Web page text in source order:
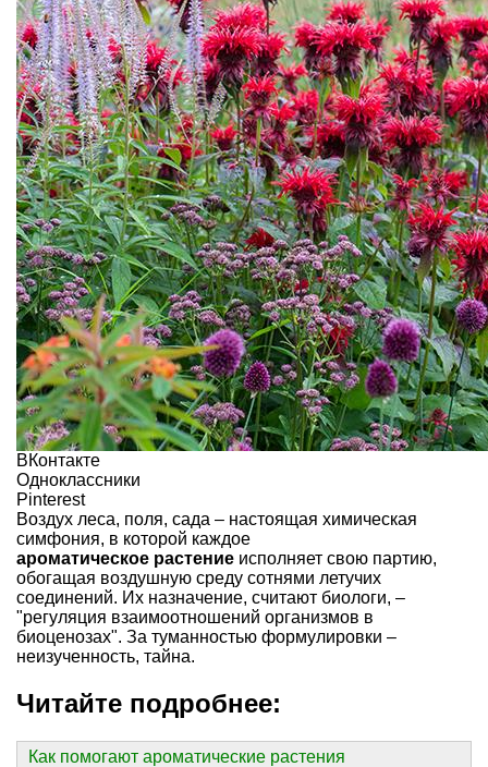
ВКонтакте
Одноклассники
Pinterest
Воздух леса, поля, сада – настоящая химическая
симфония, в которой каждое
ароматическое растение исполняет свою партию,
обогащая воздушную среду сотнями летучих
соединений. Их назначение, считают биологи, –
"регуляция взаимоотношений организмов в
биоценозах". За туманностью формулировки –
неизученность, тайна.
Читайте подробнее:
Как помогают ароматические растения